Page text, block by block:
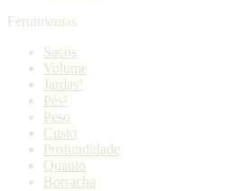
Ferramentas
Sacos
Volume
Jardas³
Pés²
Peso
Custo
Profundidade
Quanto
Borracha